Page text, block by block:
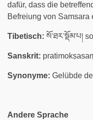
dafür, dass die
Befreiung von Samsara
Tibetisch: སོ་ཐར་སྡོམ་པ།
Sanskrit:
Synonyme: Gelübde
Andere Sprache